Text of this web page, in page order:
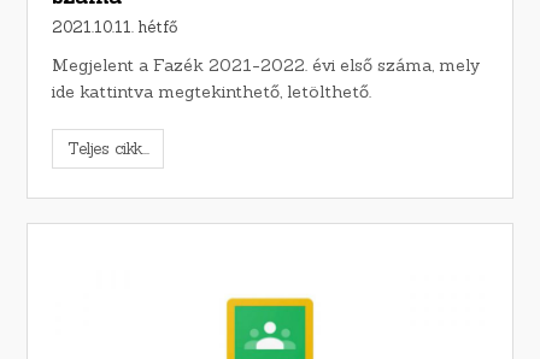
2021.10.11. hétfő
Megjelent a Fazék 2021-2022. évi első száma, mely
ide kattintva megtekinthető, letölthető.
Teljes cikk...